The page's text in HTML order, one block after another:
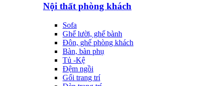
Nội thất phòng khách
Sofa
Ghế lười, ghế bành
Đôn, ghế phòng khách
Bàn, bàn phụ
Tủ -Kệ
Đệm ngồi
Gối trang trí